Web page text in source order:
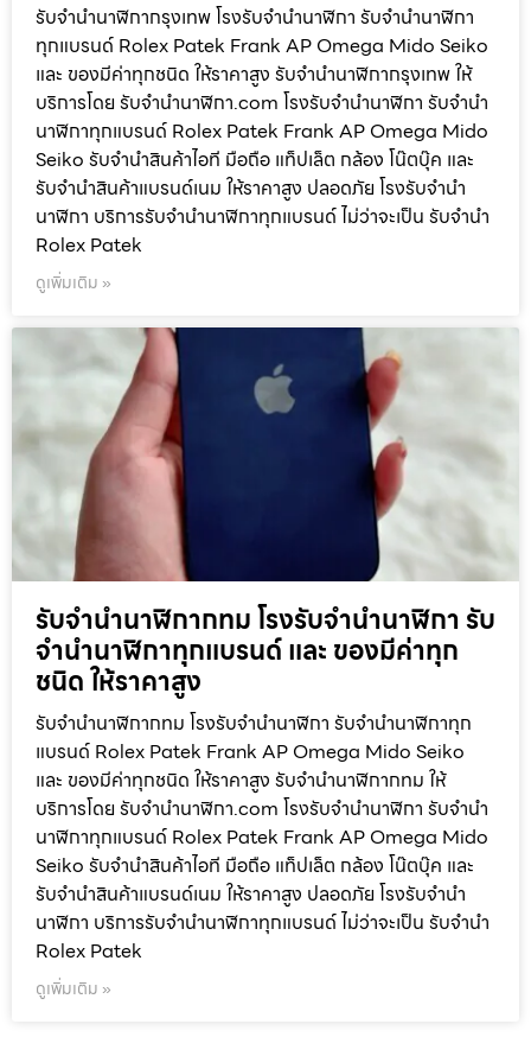
รับจำนำนาฬิกากรุงเทพ โรงรับจำนำนาฬิกา รับจำนำนาฬิกา
ทุกแบรนด์ Rolex Patek Frank AP Omega Mido Seiko
และ ของมีค่าทุกชนิด ให้ราคาสูง รับจำนำนาฬิกากรุงเทพ ให้
บริการโดย รับจํานํานาฬิกา.com โรงรับจำนำนาฬิกา รับจำนำ
นาฬิกาทุกแบรนด์ Rolex Patek Frank AP Omega Mido
Seiko รับจำนำสินค้าไอที มือถือ แท็ปเล็ต กล้อง โน๊ตบุ๊ค และ
รับจำนำสินค้าแบรนด์เนม ให้ราคาสูง ปลอดภัย โรงรับจำนำ
นาฬิกา บริการรับจำนำนาฬิกาทุกแบรนด์ ไม่ว่าจะเป็น รับจำนำ
Rolex Patek
ดูเพิ่มเติม »
รับจำนำนาฬิกากทม โรงรับจำนำนาฬิกา รับ
จำนำนาฬิกาทุกแบรนด์ และ ของมีค่าทุก
ชนิด ให้ราคาสูง
รับจำนำนาฬิกากทม โรงรับจำนำนาฬิกา รับจำนำนาฬิกาทุก
แบรนด์ Rolex Patek Frank AP Omega Mido Seiko
และ ของมีค่าทุกชนิด ให้ราคาสูง รับจำนำนาฬิกากทม ให้
บริการโดย รับจํานํานาฬิกา.com โรงรับจำนำนาฬิกา รับจำนำ
นาฬิกาทุกแบรนด์ Rolex Patek Frank AP Omega Mido
Seiko รับจำนำสินค้าไอที มือถือ แท็ปเล็ต กล้อง โน๊ตบุ๊ค และ
รับจำนำสินค้าแบรนด์เนม ให้ราคาสูง ปลอดภัย โรงรับจำนำ
นาฬิกา บริการรับจำนำนาฬิกาทุกแบรนด์ ไม่ว่าจะเป็น รับจำนำ
Rolex Patek
ดูเพิ่มเติม »